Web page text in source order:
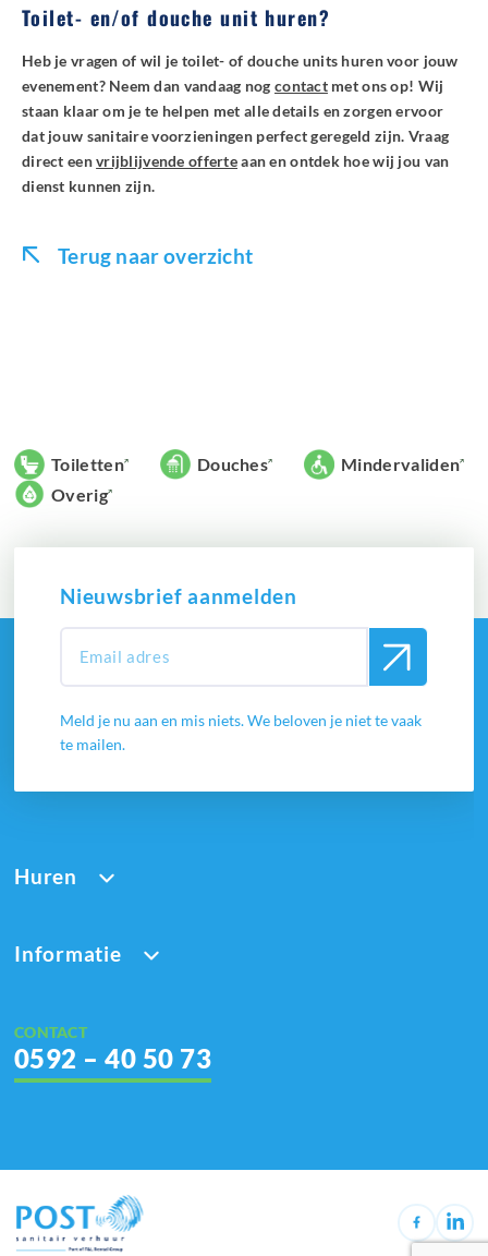
Toilet- en/of douche unit huren?
Heb je vragen of wil je toilet- of douche units huren voor jouw
evenement? Neem dan vandaag nog contactmet ons op! Wij
staan klaar om je te helpen met alle details en zorgen ervoor
dat jouw sanitaire voorzieningen perfect geregeld zijn. Vraag
direct eenvrijblijvende offerteaan en ontdek hoe wij jou van
dienst kunnen zijn.
Terug naar overzicht
Toiletten Douches
Mindervaliden
Overig
Huren
Informatie
CONTACT
0592 – 40 50 73
Nieuwsbrief aanmelden
Meld je nu aan en mis niets. We beloven je niet te vaak
te mailen.